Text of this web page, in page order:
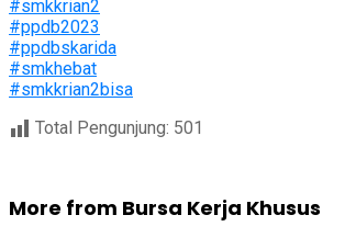
#smkkrian2
#ppdb2023
#ppdbskarida
#smkhebat
#smkkrian2bisa
Total Pengunjung: 501
More from Bursa Kerja Khusus